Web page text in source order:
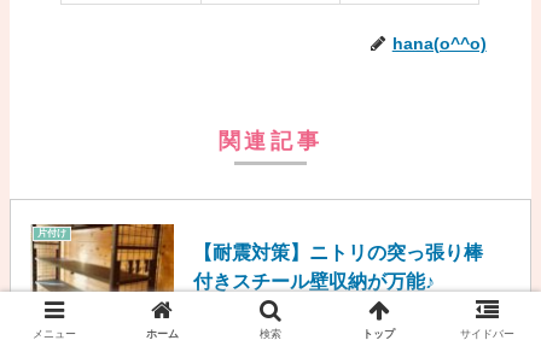
hana(o^^o)
関連記事
片付け
【耐震対策】ニトリの突っ張り棒
付きスチール壁収納が万能♪
2018.11.08 2018.12.08
メニュー ホーム 検索 トップ サイドバー